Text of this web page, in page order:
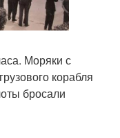
Моряки с
корабля
бросали